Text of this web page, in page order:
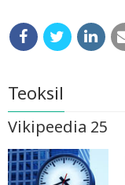
Teoksil
Vikipeedia 25